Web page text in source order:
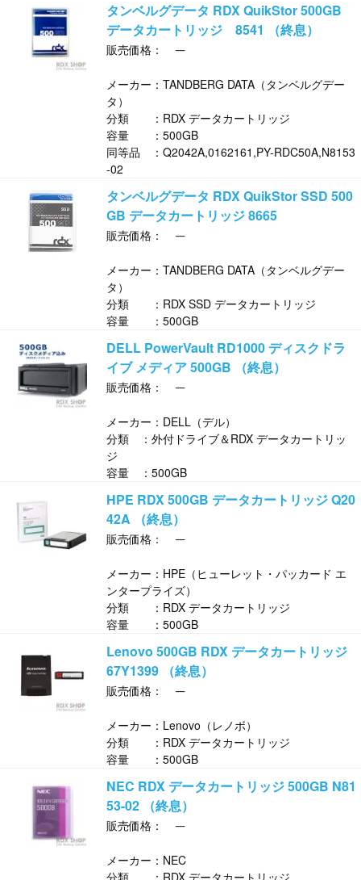
タンベルグデータ RDX QuikStor 500GB
データカートリッジ 8541 （終息）
販売価格： ─
メーカー：TANDBERG DATA（タンベルグデー
タ）
分類 ：RDX データカートリッジ
容量 ：500GB
同等品 ：Q2042A,0162161,PY-RDC50A,N8153
-02
タンベルグデータ RDX QuikStor SSD 500
GB データカートリッジ 8665
販売価格： ─
メーカー：TANDBERG DATA（タンベルグデー
タ）
分類 ：RDX SSD データカートリッジ
容量 ：500GB
DELL PowerVault RD1000 ディスクドラ
イブ メディア 500GB （終息）
販売価格： ─
メーカー：DELL（デル）
分類 ：外付ドライブ＆RDX データカートリッ
ジ
容量 ：500GB
HPE RDX 500GB データカートリッジ Q20
42A （終息）
販売価格： ─
メーカー：HPE（ヒューレット・パッカード エ
ンタープライズ）
分類 ：RDX データカートリッジ
容量 ：500GB
Lenovo 500GB RDX データカートリッジ
67Y1399 （終息）
販売価格： ─
メーカー：Lenovo（レノボ）
分類 ：RDX データカートリッジ
容量 ：500GB
NEC RDX データカートリッジ 500GB N81
53-02 （終息）
販売価格： ─
メーカー：NEC